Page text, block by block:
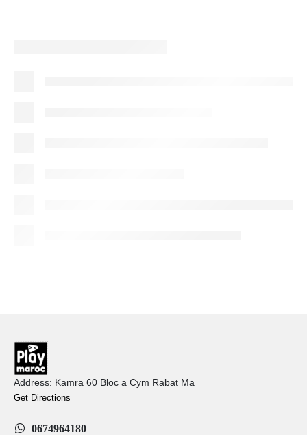
Address: Kamra 60 Bloc a Cym Rabat Ma
Get Directions
0674964180